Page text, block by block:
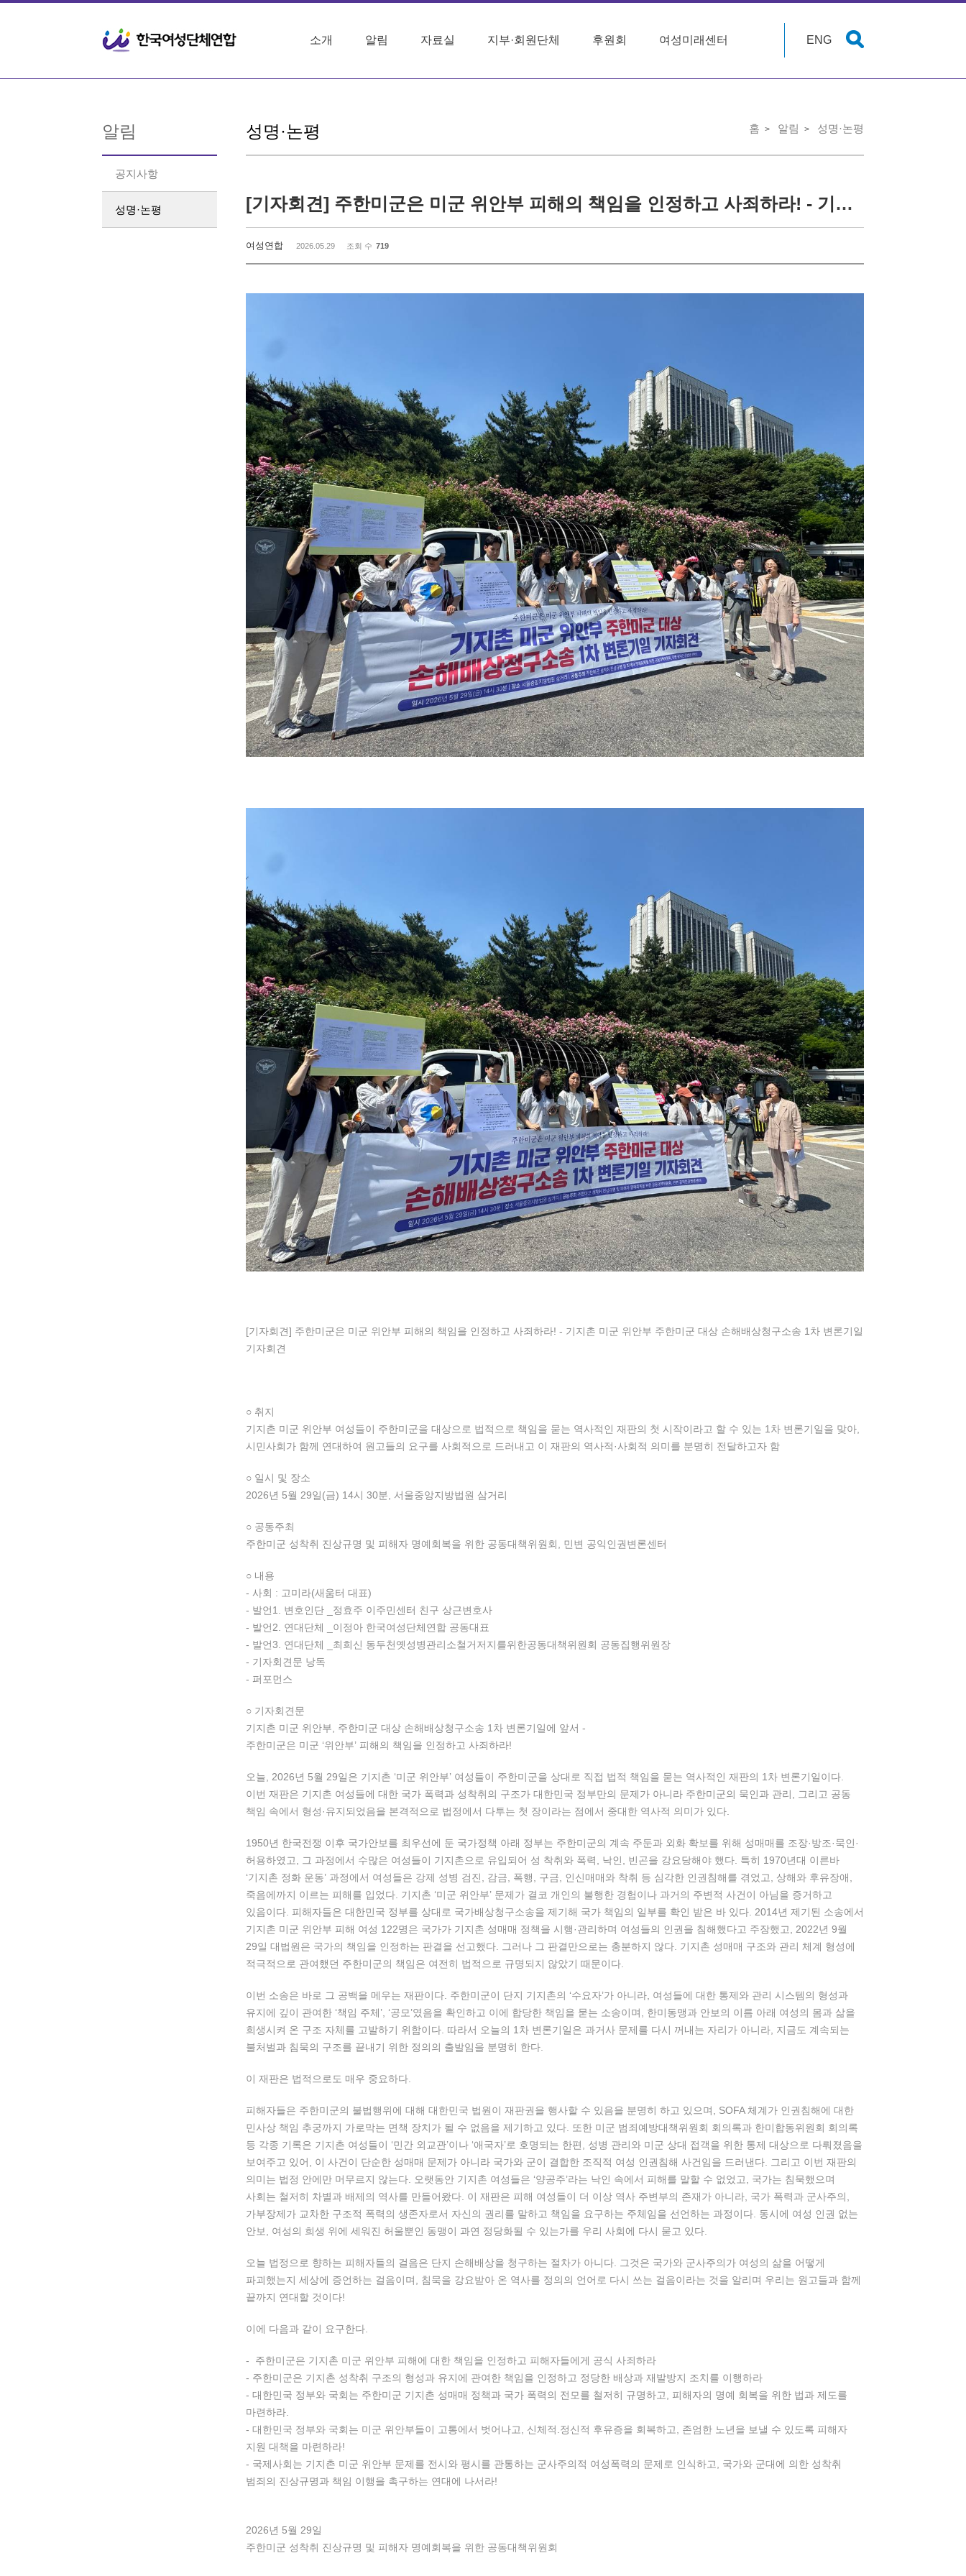
소개 알림 자료실 지부·회원단체 후원회 여성미래센터 ENG
알림
공지사항
성명·논평
성명·논평 홈 알림 성명·논평
[기자회견] 주한미군은 미군 위안부 피해의 책임을 인정하고 사죄하라! - 기지촌 미군 위안부 주한미군 대상 손해배상청구소송 1차 변론기일 기자회견
여성연합 2026.05.29 조회 수 719
[기자회견] 주한미군은 미군 위안부 피해의 책임을 인정하고 사죄하라! - 기지촌 미군 위안부 주한미군 대상 손해배상청구소송 1차 변론기일
기자회견
○ 취지
기지촌 미군 위안부 여성들이 주한미군을 대상으로 법적으로 책임을 묻는 역사적인 재판의 첫 시작이라고 할 수 있는 1차 변론기일을 맞아,
시민사회가 함께 연대하여 원고들의 요구를 사회적으로 드러내고 이 재판의 역사적·사회적 의미를 분명히 전달하고자 함
○ 일시 및 장소
2026년 5월 29일(금) 14시 30분, 서울중앙지방법원 삼거리
○ 공동주최
주한미군 성착취 진상규명 및 피해자 명예회복을 위한 공동대책위원회, 민변 공익인권변론센터
○ 내용
- 사회 : 고미라(새움터 대표)
- 발언1. 변호인단 _정효주 이주민센터 친구 상근변호사
- 발언2. 연대단체 _이정아 한국여성단체연합 공동대표
- 발언3. 연대단체 _최희신 동두천옛성병관리소철거저지를위한공동대책위원회 공동집행위원장
- 기자회견문 낭독
- 퍼포먼스
○ 기자회견문
기지촌 미군 위안부, 주한미군 대상 손해배상청구소송 1차 변론기일에 앞서 -
주한미군은 미군 ‘위안부’ 피해의 책임을 인정하고 사죄하라!
오늘, 2026년 5월 29일은 기지촌 ‘미군 위안부’ 여성들이 주한미군을 상대로 직접 법적 책임을 묻는 역사적인 재판의 1차 변론기일이다.
이번 재판은 기지촌 여성들에 대한 국가 폭력과 성착취의 구조가 대한민국 정부만의 문제가 아니라 주한미군의 묵인과 관리, 그리고 공동
책임 속에서 형성·유지되었음을 본격적으로 법정에서 다투는 첫 장이라는 점에서 중대한 역사적 의미가 있다.
1950년 한국전쟁 이후 국가안보를 최우선에 둔 국가정책 아래 정부는 주한미군의 계속 주둔과 외화 확보를 위해 성매매를 조장·방조·묵인·
허용하였고, 그 과정에서 수많은 여성들이 기지촌으로 유입되어 성 착취와 폭력, 낙인, 빈곤을 강요당해야 했다. 특히 1970년대 이른바
‘기지촌 정화 운동’ 과정에서 여성들은 강제 성병 검진, 감금, 폭행, 구금, 인신매매와 착취 등 심각한 인권침해를 겪었고, 상해와 후유장애,
죽음에까지 이르는 피해를 입었다. 기지촌 ‘미군 위안부’ 문제가 결코 개인의 불행한 경험이나 과거의 주변적 사건이 아님을 증거하고
있음이다. 피해자들은 대한민국 정부를 상대로 국가배상청구소송을 제기해 국가 책임의 일부를 확인 받은 바 있다. 2014년 제기된 소송에서
기지촌 미군 위안부 피해 여성 122명은 국가가 기지촌 성매매 정책을 시행·관리하며 여성들의 인권을 침해했다고 주장했고, 2022년 9월
29일 대법원은 국가의 책임을 인정하는 판결을 선고했다. 그러나 그 판결만으로는 충분하지 않다. 기지촌 성매매 구조와 관리 체계 형성에
적극적으로 관여했던 주한미군의 책임은 여전히 법적으로 규명되지 않았기 때문이다.
이번 소송은 바로 그 공백을 메우는 재판이다. 주한미군이 단지 기지촌의 ‘수요자’가 아니라, 여성들에 대한 통제와 관리 시스템의 형성과
유지에 깊이 관여한 ‘책임 주체’, ‘공모’였음을 확인하고 이에 합당한 책임을 묻는 소송이며, 한미동맹과 안보의 이름 아래 여성의 몸과 삶을
희생시켜 온 구조 자체를 고발하기 위함이다. 따라서 오늘의 1차 변론기일은 과거사 문제를 다시 꺼내는 자리가 아니라, 지금도 계속되는
불처벌과 침묵의 구조를 끝내기 위한 정의의 출발임을 분명히 한다.
이 재판은 법적으로도 매우 중요하다.
​피해자들은 주한미군의 불법행위에 대해 대한민국 법원이 재판권을 행사할 수 있음을 분명히 하고 있으며, SOFA 체계가 인권침해에 대한
민사상 책임 추궁까지 가로막는 면책 장치가 될 수 없음을 제기하고 있다. 또한 미군 범죄예방대책위원회 회의록과 한미합동위원회 회의록
등 각종 기록은 기지촌 여성들이 ‘민간 외교관’이나 ‘애국자’로 호명되는 한편, 성병 관리와 미군 상대 접객을 위한 통제 대상으로 다뤄졌음을
보여주고 있어, 이 사건이 단순한 성매매 문제가 아니라 국가와 군이 결합한 조직적 여성 인권침해 사건임을 드러낸다. 그리고 이번 재판의
의미는 법정 안에만 머무르지 않는다. 오랫동안 기지촌 여성들은 ‘양공주’라는 낙인 속에서 피해를 말할 수 없었고, 국가는 침묵했으며
사회는 철저히 차별과 배제의 역사를 만들어왔다. 이 재판은 피해 여성들이 더 이상 역사 주변부의 존재가 아니라, 국가 폭력과 군사주의,
가부장제가 교차한 구조적 폭력의 생존자로서 자신의 권리를 말하고 책임을 요구하는 주체임을 선언하는 과정이다. 동시에 여성 인권 없는
안보, 여성의 희생 위에 세워진 허울뿐인 동맹이 과연 정당화될 수 있는가를 우리 사회에 다시 묻고 있다.
오늘 법정으로 향하는 피해자들의 걸음은 단지 손해배상을 청구하는 절차가 아니다. 그것은 국가와 군사주의가 여성의 삶을 어떻게
파괴했는지 세상에 증언하는 걸음이며, 침묵을 강요받아 온 역사를 정의의 언어로 다시 쓰는 걸음이라는 것을 알리며 우리는 원고들과 함께
끝까지 연대할 것이다!
이에 다음과 같이 요구한다.
- 주한미군은 기지촌 미군 위안부 피해에 대한 책임을 인정하고 피해자들에게 공식 사죄하라
- 주한미군은 기지촌 성착취 구조의 형성과 유지에 관여한 책임을 인정하고 정당한 배상과 재발방지 조치를 이행하라
- 대한민국 정부와 국회는 주한미군 기지촌 성매매 정책과 국가 폭력의 전모를 철저히 규명하고, 피해자의 명예 회복을 위한 법과 제도를
마련하라.
- 대한민국 정부와 국회는 미군 위안부들이 고통에서 벗어나고, 신체적.정신적 후유증을 회복하고, 존엄한 노년을 보낼 수 있도록 피해자
지원 대책을 마련하라!
- 국제사회는 기지촌 미군 위안부 문제를 전시와 평시를 관통하는 군사주의적 여성폭력의 문제로 인식하고, 국가와 군대에 의한 성착취
범죄의 진상규명과 책임 이행을 촉구하는 연대에 나서라!
2026년 5월 29일
주한미군 성착취 진상규명 및 피해자 명예회복을 위한 공동대책위원회